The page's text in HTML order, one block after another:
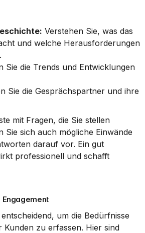
Verstehen Sie, was das
und welche Herausforderungen
Sie die Trends und Entwicklungen
Sie die Gesprächspartner und ihre
mit Fragen, die Sie stellen
Sie sich auch mögliche Einwände
darauf vor. Ein gut
professionell und schafft
um die Bedürfnisse
Kunden zu erfassen. Hier sind